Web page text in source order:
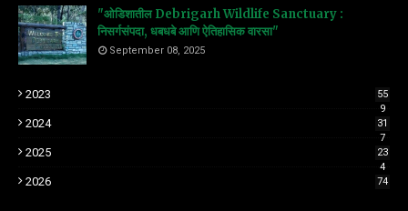
"ओडिशातील Debrigarh Wildlife Sanctuary :
निसर्गसंपदा, धबधबे आणि ऐतिहासिक वारसा"
September 08, 2025
2023
55
9
2024
31
7
2025
23
4
2026 74